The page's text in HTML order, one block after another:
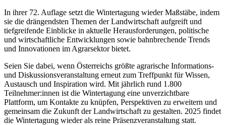
In ihrer 72. Auflage setzt die Wintertagung wieder Maßstäbe, indem
sie die drängendsten Themen der Landwirtschaft aufgreift und
tiefgreifende Einblicke in aktuelle Herausforderungen, politische
und wirtschaftliche Entwicklungen sowie bahnbrechende Trends
und Innovationen im Agrarsektor bietet.
Seien Sie dabei, wenn Österreichs größte agrarische Informations-
und Diskussionsveranstaltung erneut zum Treffpunkt für Wissen,
Austausch und Inspiration wird. Mit jährlich rund 1.800
Teilnehmer:innen ist die Wintertagung eine unverzichtbare
Plattform, um Kontakte zu knüpfen, Perspektiven zu erweitern und
gemeinsam die Zukunft der Landwirtschaft zu gestalten. 2025 findet
die Wintertagung wieder als reine Präsenzveranstaltung statt.